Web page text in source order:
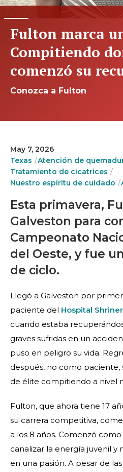
Fulton marca
Compitiendo
comenzó su
Conozca a Fulton
May 7, 2026
Texas
Atención de
Tratamiento de cicatrices
Nuestro espíritu de cuidado
Esta primavera,
Galveston para
Campeonato
del Oeste, y fue
de ciclo.
Llegó a Galveston por
paciente del Hospital
cuando estaba
graves sufridas en un
puso en peligro su vida.
después, no como
de élite compitiendo a nivel
Fulton, que ahora tiene 17
su carrera competitiva,
a los 8 años. Comenzó
canalizar la energía juvenil y
en una pasión. A pesar de